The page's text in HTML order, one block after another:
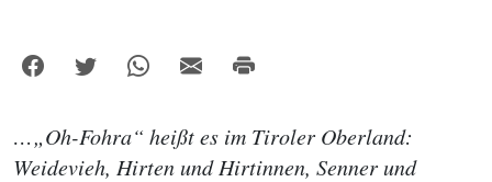
…„Oh-Fohra“ heißt es im Tiroler Oberland:
Weidevieh, Hirten und Hirtinnen, Senner und